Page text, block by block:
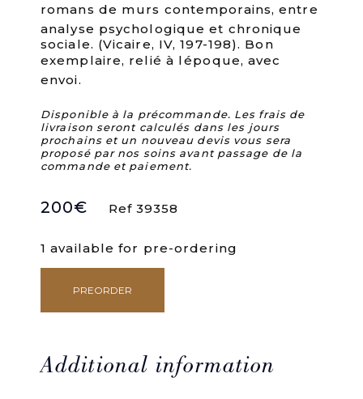
romans de murs contemporains, entre
analyse psychologique et chronique
sociale. (Vicaire, IV, 197-198). Bon
exemplaire, relié à lépoque, avec
envoi.
Disponible à la précommande. Les frais de
livraison seront calculés dans les jours
prochains et un nouveau devis vous sera
proposé par nos soins avant passage de la
commande et paiement.
200€ Ref 39358
1 available for pre-ordering
grandes
DE
L'AUTEUR).
PREORDER
Additional information